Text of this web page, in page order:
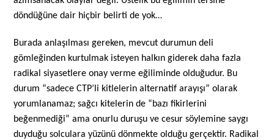
döndüğüne dair hiçbir belirti de yok…
Burada anlaşılması gereken, mevcut durumun deli
gömleğinden kurtulmak isteyen halkın giderek daha fazla
radikal siyasetlere onay verme eğiliminde olduğudur. Bu
durum “sadece CTP’li kitlelerin alternatif arayışı” olarak
yorumlanamaz; sağcı kitelerin de “bazı fikirlerini
beğenmediği” ama onurlu duruşu ve cesur söylemine saygı
duyduğu solculara yüzünü dönmekte olduğu gerçektir. Radikal